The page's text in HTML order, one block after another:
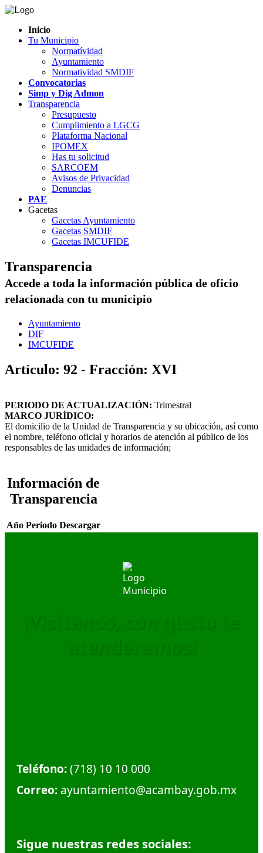
Inicio
Tu Municipio
Normatívidad
Ayuntamiento
Normatividad SMDIF
Convocatorias
Simp y Dig Admon
Transparencia
Presupuesto
Cumplimiento a LGCG
Plataforma Nacional
IPOMEX
Has tu solicitud
SARCOEM
Avisos de Privacidad
Denuncias
PAE
Gacetas
Gacetas Ayuntamiento
Gacetas SMDIF
Gacetas IMCUFIDE
Transparencia
Accede a toda la información pública de oficio
relacionada con tu municipio
Ayuntamiento
DIF
IMCUFIDE
Artículo: 92 - Fracción: XVI
PERIODO DE ACTUALIZACIÓN: Trimestral
MARCO JURÍDICO:
El domicilio de la Unidad de Transparencia y su ubicación, así como
el nombre, teléfono oficial y horarios de atención al público de los
responsables de las unidades de información;
Información de
Transparencia
Año Periodo Descargar
¡Visítanos, con gusto te
atenderemos!
Teléfono:(718) 10 10 000
Correo: ayuntamiento@acambay.gob.mx
Sigue nuestras redes sociales: